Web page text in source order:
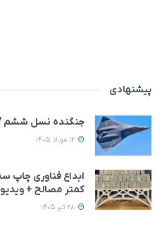
پیشنهادی
جنگنده نسل ششم F-47 در مسیر نخستین پرواز
کمتر مصالح + ویدیو